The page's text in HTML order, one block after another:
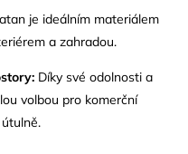
je ideálním materiálem
a zahradou.
Díky své odolnosti a
volbou pro komerční